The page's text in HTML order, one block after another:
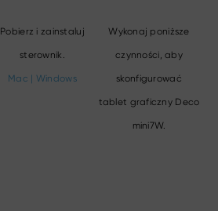
Pobierz i zainstaluj
sterownik.
Mac Windows
Wykonaj poniższe
czynności, aby
skonfigurować
tablet graficzny Deco
mini7W.